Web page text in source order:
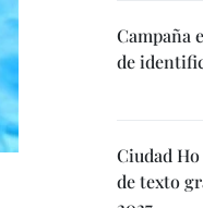
Campaña
de
Ciudad
de texto